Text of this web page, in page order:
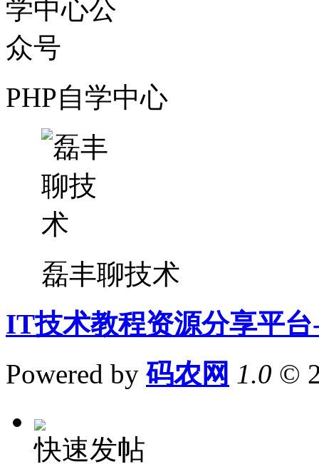
PHP自学中心
磊丰聊技术
IT技术教程资源分享平
Powered by 码农网 1.0 ©
快速发帖